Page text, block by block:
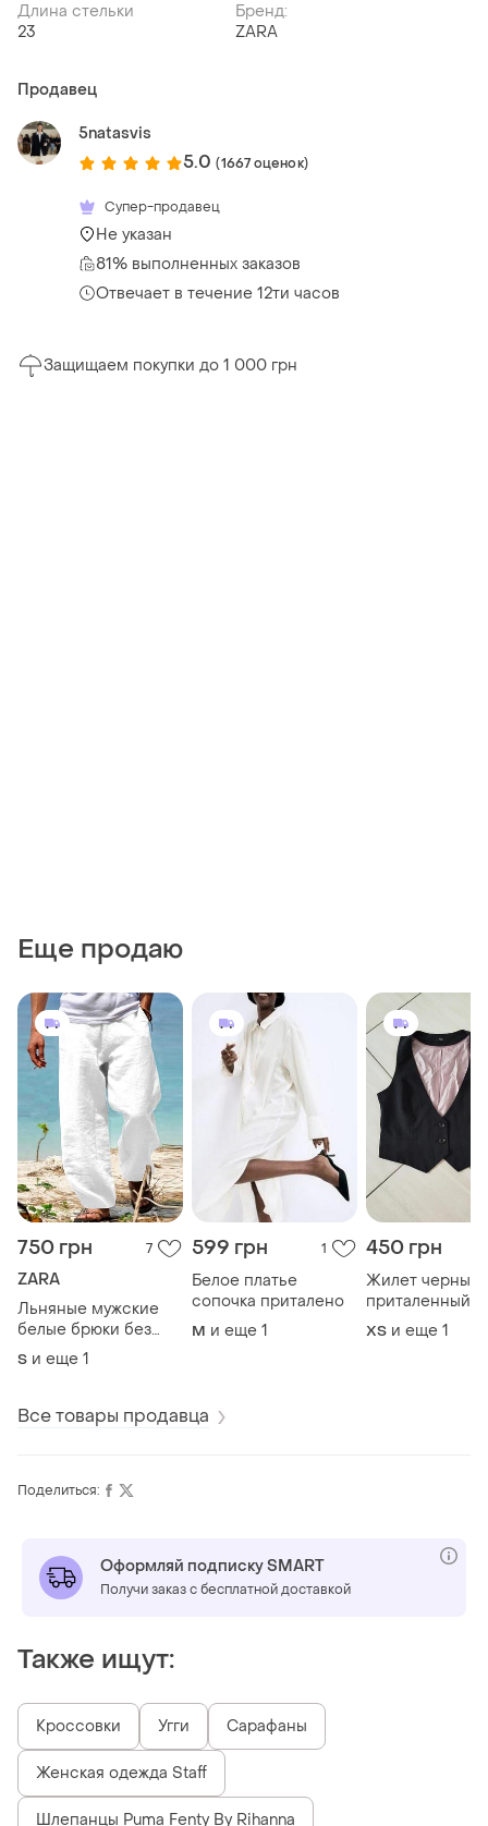
Длина стельки
23
Бренд:
ZARA
Продавец
5natasvis
5.0 (1667 оценок)
Супер-продавец
Не указан
81% выполненных заказов
Отвечает в течение 12ти часов
Защищаем покупки до 1 000 грн
Еще продаю
750 грн 7
ZARA
Льняные мужские
белые брюки без
шнуровок
S и еще 1
599 грн 1
Белое платье
сопочка приталено
M и еще 1
450 грн
Жилет черный
приталенный
ХS и еще 1
Все товары продавца
Поделиться:
Оформляй подписку SMART
Получи заказ с бесплатной доставкой
Также ищут:
Кроссовки Угги Сарафаны
Женская одежда Staff
Шлепанцы Puma Fenty By Rihanna